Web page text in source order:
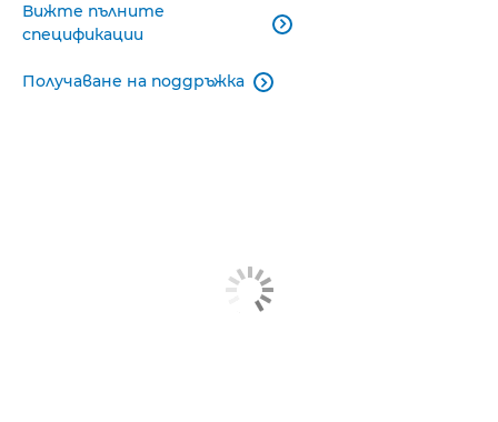
Вижте пълните
спецификации

Получаване на поддръжка 